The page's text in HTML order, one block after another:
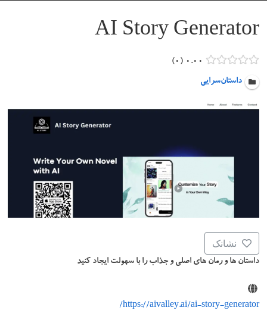
مصنوعی
www.hooshtaak.ir
AI Story Generator
۰.۰۰ ۰
داستان‌سرایی
نشانک
داستان ها و رمان های اصلی و جذاب را با سهولت ایجاد کنید
https://aivalley.ai/ai-story-generator/